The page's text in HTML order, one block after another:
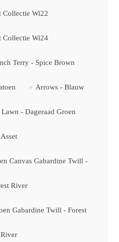
Collectie Wi22
Collectie Wi24
Terry - Spice Brown
Arrows - Blauw
- Dageraad Groen
Asset
Canvas Gabardine Twill -
River
Gabardine Twill - Forest
River